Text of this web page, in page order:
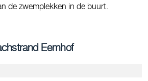
de zwemplekken in de buurt.
Eemhof